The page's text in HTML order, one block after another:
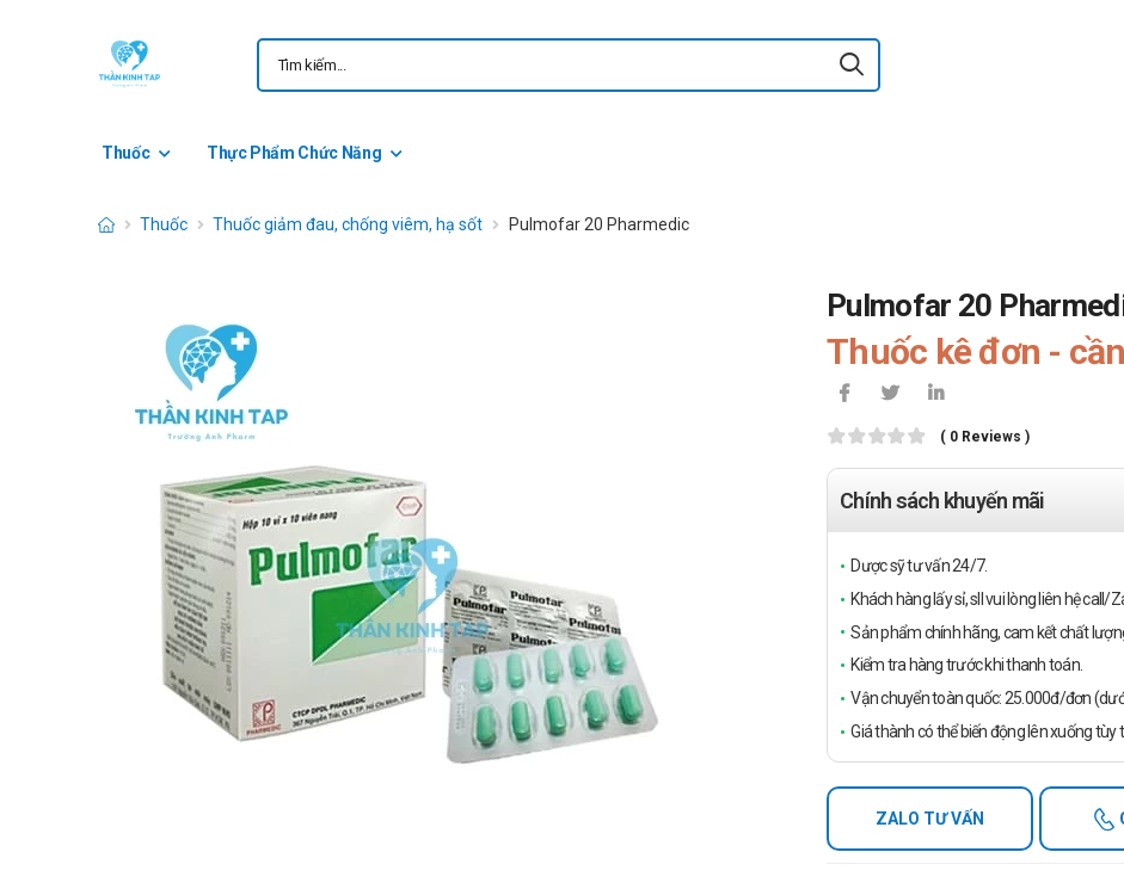
Thuốc Thực Phẩm Chức Năng
Thuốc Thuốc giảm đau, chống viêm, hạ sốt Pulmofar 20 Pharmedic
Pulmofar 20
Thuốc kê đơn -
( 0 Reviews )
Chính sách khuyến mãi
Dược sỹ tư vấn 24/7.
Khách hàng lấy sỉ, sll vui lòng liên hệ call/
Sản phẩm chính hãng, cam kết chất
Kiểm tra hàng trước khi thanh toán.
Vận chuyển toàn quốc: 25.000đ/đơn
Giá thành có thể biến động lên xuống tùy
ZALO TƯ VẤN